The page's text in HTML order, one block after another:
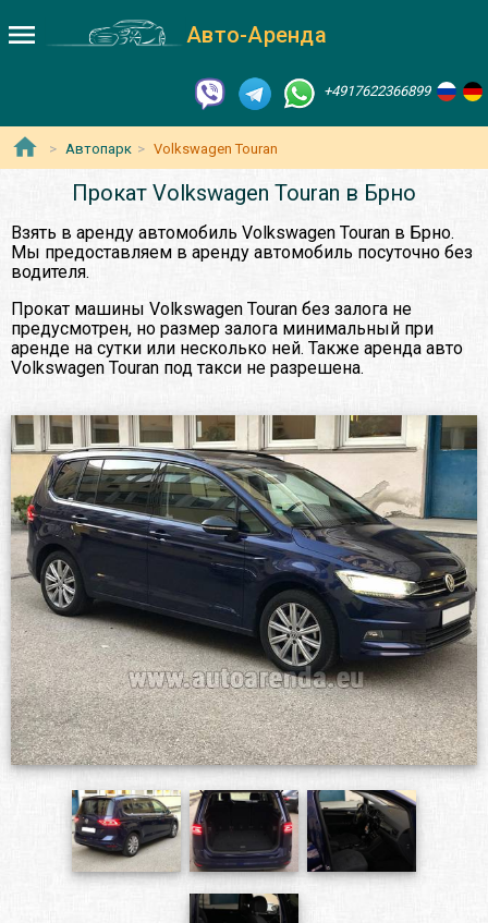
Авто-Аренда
+4917622366899
Автопарк Volkswagen Touran
Прокат Volkswagen Touran в Брно
Взять в аренду автомобиль Volkswagen Touran в Брно.
Мы предоставляем в аренду автомобиль посуточно без
водителя.
Прокат машины Volkswagen Touran без залога не
предусмотрен, но размер залога минимальный при
аренде на сутки или несколько ней. Также аренда авто
Volkswagen Touran под такси не разрешена.